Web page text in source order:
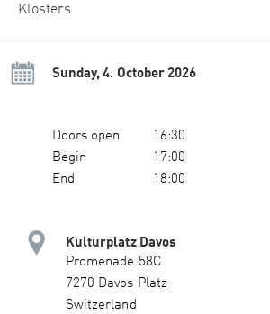
Klosters
Sunday, 4. October 2026
Doors open
16:30
Begin
17:00
End
18:00
Kulturplatz Davos
Promenade 58C
7270 Davos Platz
Switzerland